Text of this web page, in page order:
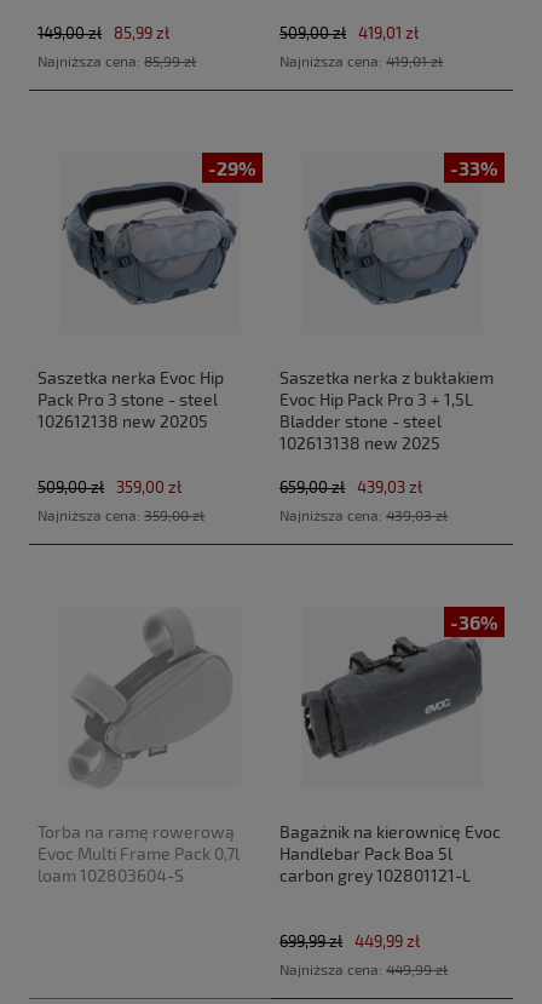
85,99 zł
149,00 zł
Najniższa cena:85,99 zł
419,01 zł
509,00 zł
Najniższa cena:419,01 zł
-29%
Saszetka nerka Evoc Hip
Pack Pro 3 stone - steel
102612138 new 20205
359,00 zł
509,00 zł
Najniższa cena:359,00 zł
-33%
Saszetka nerka z bukłakiem
Evoc Hip Pack Pro 3 + 1,5L
Bladder stone - steel
102613138 new 2025
439,03 zł
659,00 zł
Najniższa cena:439,03 zł
Torba na ramę rowerową
Evoc Multi Frame Pack 0,7l
loam 102803604-S
-36%
Bagażnik na kierownicę Evoc
Handlebar Pack Boa 5l
carbon grey 102801121-L
449,99 zł
699,99 zł
Najniższa cena:449,99 zł